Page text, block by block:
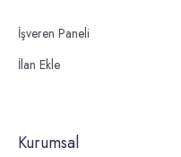
İşveren Paneli
İlan Ekle
Kurumsal